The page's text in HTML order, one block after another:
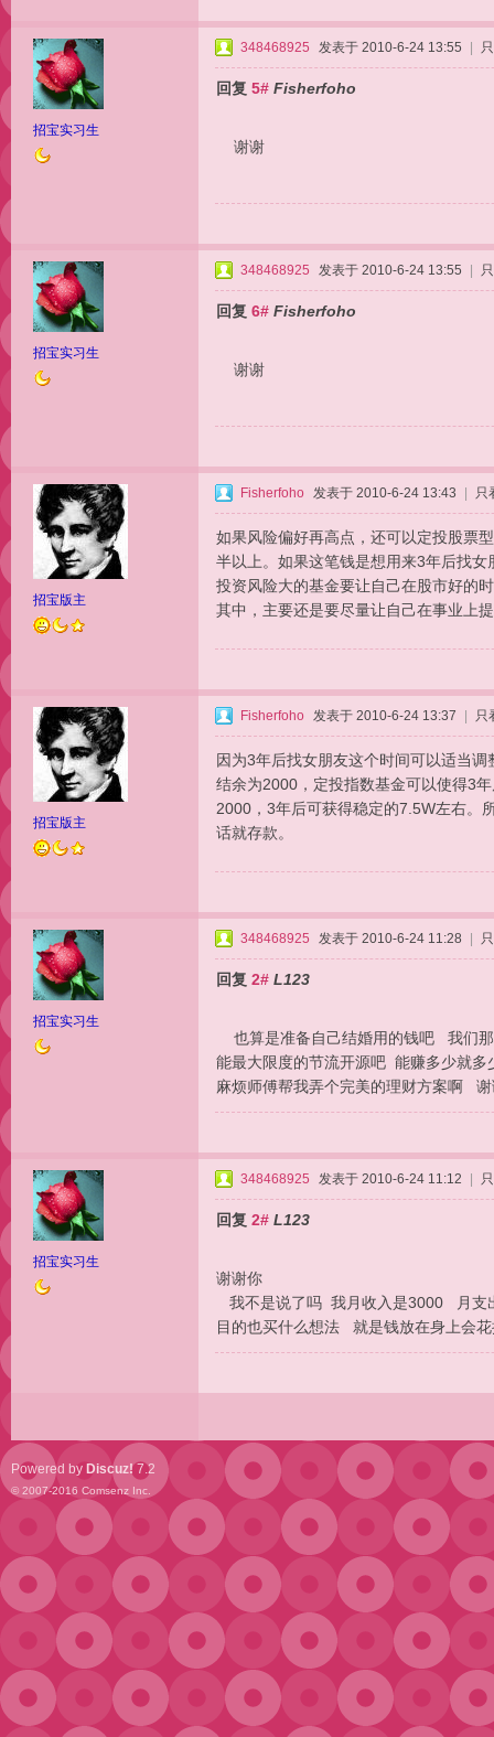
招宝实习生
348468925 发表于 2010-6-24 13:55
回复 5# Fisherfoho
谢谢
招宝实习生
348468925 发表于 2010-6-24 13:55
回复 6# Fisherfoho
谢谢
招宝版主
Fisherfoho 发表于 2010-6-24 13:43 只
如果风险偏好再高点，还可以定投股票
半以上。如果这笔钱是想用来3年后找
投资风险大的基金要让自己在股市好的
其中，主要还是要尽量让自己在事业上
招宝版主
Fisherfoho 发表于 2010-6-24 13:37 只
因为3年后找女朋友这个时间可以适当
结余为2000，定投指数基金可以使得3
2000，3年后可获得稳定的7.5W左右。
话就存款。
招宝实习生
348468925 发表于 2010-6-24 11:28
回复 2# L123
也算是准备自己结婚用的钱吧 我们
能最大限度的节流开源吧 能赚多少就
麻烦师傅帮我弄个完美的理财方案啊
招宝实习生
348468925 发表于 2010-6-24 11:12
回复 2# L123
谢谢你
我不是说了吗 我月收入是3000 月支
目的也买什么想法 就是钱放在身上会
Powered by Discuz! 7.2
© 2007-2016 Comsenz Inc.